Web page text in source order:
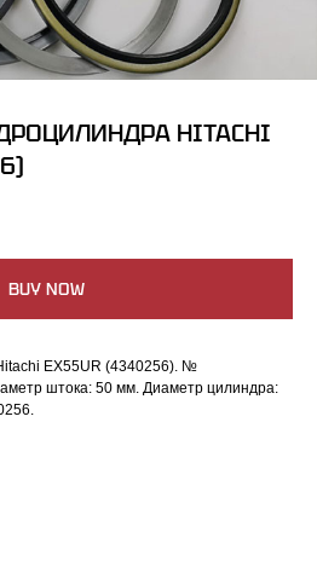
HITACHI
BUY NOW
EX55UR (4340256). №
штока: 50 мм. Диаметр цилиндра: